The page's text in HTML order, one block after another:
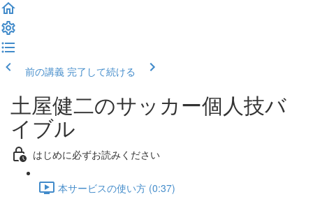
前の講義 完了して続ける
土屋健二のサッカー個人技バ
イブル
はじめに必ずお読みください
本サービスの使い方 (0:37)